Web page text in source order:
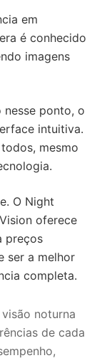
em
é conhecido
imagens
nesse ponto, o
intuitiva.
mesmo
O Night
oferece
preços
ser a melhor
completa.
noturna
de cada